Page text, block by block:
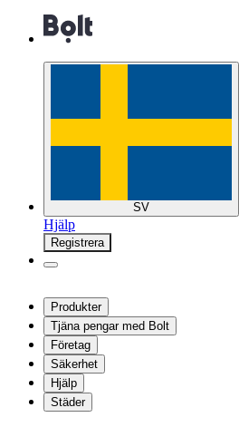
SV
Hjälp
Registrera
Produkter
Tjäna pengar med Bolt
Företag
Säkerhet
Hjälp
Städer